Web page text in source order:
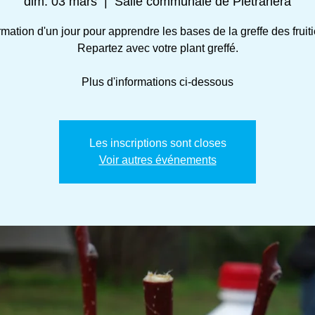
d'un jour pour apprendre les bases de la greffe des
Repartez avec votre plant greffé.
Plus d'informations ci-dessous
Les inscriptions sont closes
Voir autres événements